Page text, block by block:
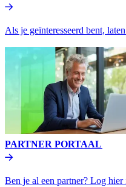
Als je geïnteresseerd bent,
PARTNER PORTAAL​​
Ben je al een partner? Log hier